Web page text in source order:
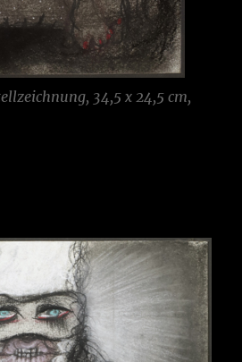
34,5 x 24,5 cm,